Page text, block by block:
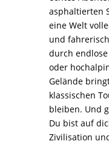
asphaltierten
eine Welt
und
durch
oder
Gelände
klassischen
bleiben. Und
Du bist auf
Zivilisation